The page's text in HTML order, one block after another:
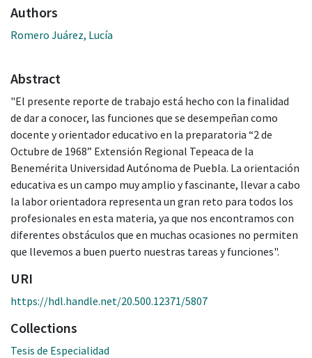
Authors
Romero Juárez, Lucía
Abstract
"El presente reporte de trabajo está hecho con la finalidad
de dar a conocer, las funciones que se desempeñan como
docente y orientador educativo en la preparatoria “2 de
Octubre de 1968” Extensión Regional Tepeaca de la
Benemérita Universidad Autónoma de Puebla. La orientación
educativa es un campo muy amplio y fascinante, llevar a cabo
la labor orientadora representa un gran reto para todos los
profesionales en esta materia, ya que nos encontramos con
diferentes obstáculos que en muchas ocasiones no permiten
que llevemos a buen puerto nuestras tareas y funciones".
URI
https://hdl.handle.net/20.500.12371/5807
Collections
Tesis de Especialidad